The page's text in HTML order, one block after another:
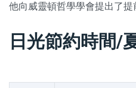
他向威靈頓哲學學會提出了提
日光節約時間/